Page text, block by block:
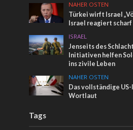
NAHER OSTEN
Türkei wirft Israel
Israel reagiert scharf
ISRAEL
Jenseits des
Initiativen helfen
ins zivile Leben
NAHER OSTEN
Das vollständige
Wortlaut
Tags